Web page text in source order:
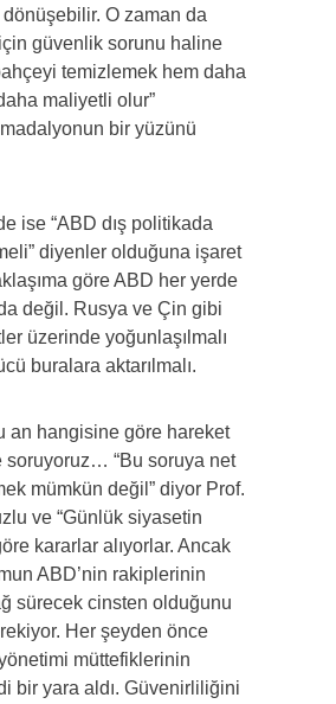
O zaman da
güvenlik sorunu haline
temizlemek hem daha
maliyetli olur”
bir yüzünü
ise “ABD dış politikada
diyenler olduğuna işaret
göre ABD her yerde
değil. Rusya ve Çin gibi
üzerinde yoğunlaşılmalı
buralara aktarılmalı.
an hangisine göre hareket
soruyoruz… “Bu soruya net
mümkün değil” diyor Prof.
ve “Günlük siyasetin
kararlar alıyorlar. Ancak
ABD’nin rakiplerinin
sürecek cinsten olduğunu
Her şeyden önce
müttefiklerinin
bir yara aldı. Güvenirliliğini